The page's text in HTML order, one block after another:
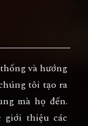
và hướng
tôi tạo ra
mà họ đến.
giới thiệu các